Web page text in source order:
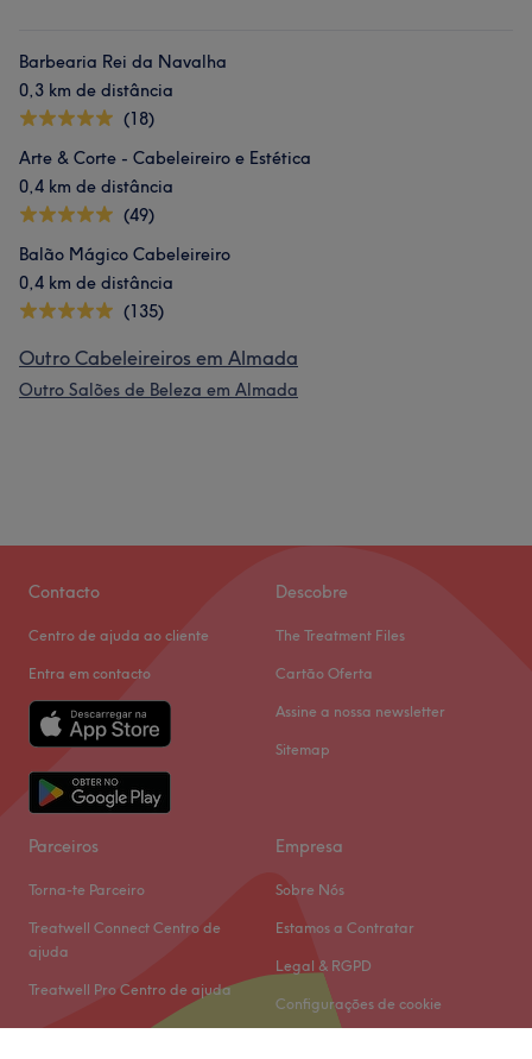
Barbearia Rei da Navalha
0,3 km de distância
(18)
Arte & Corte - Cabeleireiro e Estética
0,4 km de distância
(49)
Balão Mágico Cabeleireiro
0,4 km de distância
(135)
Outro Cabeleireiros em Almada
Outro Salões de Beleza em Almada
Contacto
Centro de ajuda ao cliente
Entra em contacto
Descobre
The Treatment Files
Cartão Oferta
Assine a nossa newsletter
Sitemap
Parceiros
Torna-te Parceiro
Treatwell Connect Centro de
ajuda
Treatwell Pro Centro de ajuda
Empresa
Sobre Nós
Estamos a Contratar
Legal & RGPD
Configurações de cookie